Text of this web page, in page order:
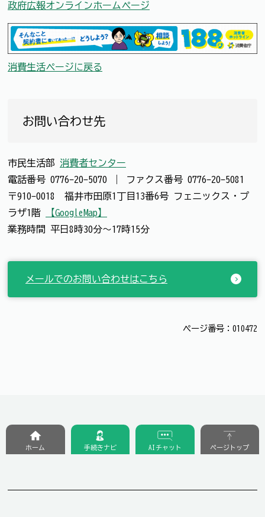
政府広報オンラインホームページ
消費生活ページに戻る
お問い合わせ先
市民生活部 消費者センター
電話番号 0776-20-5070 ファクス番号 0776-20-5081
〒910-0018 福井市田原1丁目13番6号 フェニックス・プ
ラザ1階
【GoogleMap】
業務時間 平日8時30分～17時15分
メールでのお問い合わせはこちら
ページ番号：010472
ホーム 手続きナビ AIチャット ページトップ